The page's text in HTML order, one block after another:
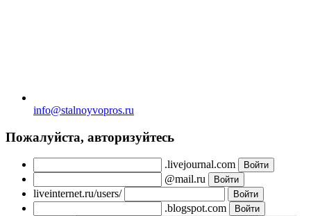
info@stalnoyvopros.ru
Пожалуйста, авторизуйтесь
.livejournal.com
@mail.ru
liveinternet.ru/users/
.blogspot.com